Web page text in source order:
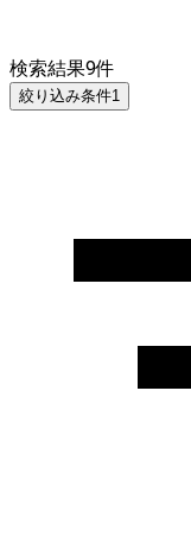
検索結果9件
絞り込み条件1